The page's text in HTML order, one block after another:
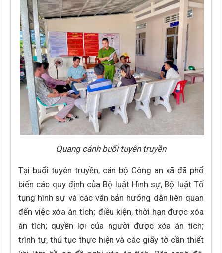
Quang cảnh buổi tuyên truyền
Tại buổi tuyên truyền, cán bộ Công an xã đã phổ
biến các quy định của Bộ luật Hình sự, Bộ luật Tố
tụng hình sự và các văn bản hướng dẫn liên quan
đến việc xóa án tích; điều kiện, thời hạn được xóa
án tích; quyền lợi của người được xóa án tích;
trình tự, thủ tục thực hiện và các giấy tờ cần thiết